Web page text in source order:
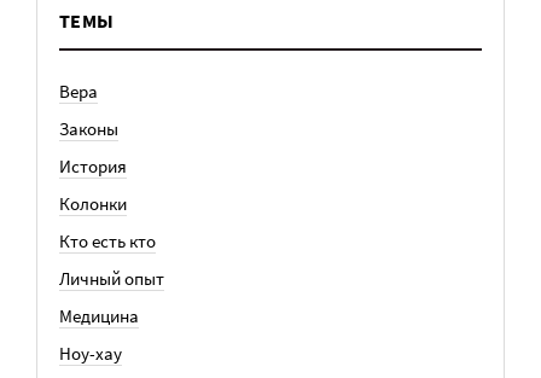
ТЕМЫ
Вера
Законы
История
Колонки
Кто есть кто
Личный опыт
Медицина
Ноу-хау